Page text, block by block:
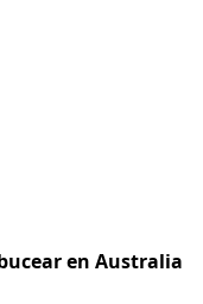
en Australia